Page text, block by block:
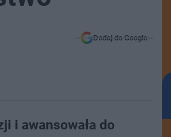
Dodaj do Google
i awansowała do